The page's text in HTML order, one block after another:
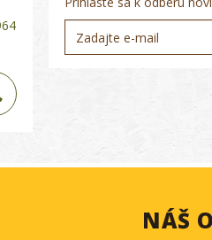
NÁŠ